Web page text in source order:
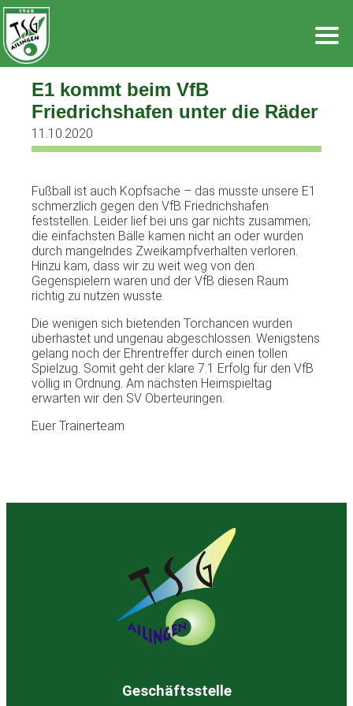
Zum
Inhalt
springen
E1 kommt beim VfB
Friedrichshafen unter die Räder
11.10.2020
Fußball ist auch Kopfsache – das musste unsere E1
schmerzlich gegen den VfB Friedrichshafen
feststellen. Leider lief bei uns gar nichts zusammen;
die einfachsten Bälle kamen nicht an oder wurden
durch mangelndes Zweikampfverhalten verloren.
Hinzu kam, dass wir zu weit weg von den
Gegenspielern waren und der VfB diesen Raum
richtig zu nutzen wusste.
Die wenigen sich bietenden Torchancen wurden
überhastet und ungenau abgeschlossen. Wenigstens
gelang noch der Ehrentreffer durch einen tollen
Spielzug. Somit geht der klare 7:1 Erfolg für den VfB
völlig in Ordnung. Am nächsten Heimspieltag
erwarten wir den SV Oberteuringen.
Euer Trainerteam
Geschäftsstelle